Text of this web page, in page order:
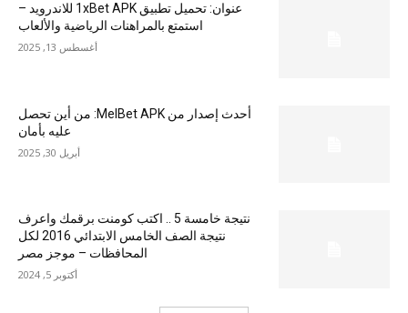
عنوان: تحميل تطبيق 1xBet APK للاندرويد –
استمتع بالمراهنات الرياضية والألعاب
أغسطس 13, 2025
أحدث إصدار من MelBet APK: من أين تحصل
عليه بأمان
أبريل 30, 2025
نتيجة خامسة 5 .. اكتب كومنت برقمك واعرف
نتيجة الصف الخامس الابتدائي 2016 لكل
المحافظات – موجز مصر
أكتوبر 5, 2024